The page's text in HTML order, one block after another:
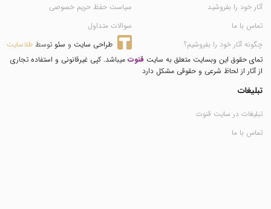
آثار خود را بفروشید
تماس با ما
چگونه آثار خود را بفروشیم؟
سیاست حفظ حریم خصوصی
سوالات متداول
طراحی سایت و سئو توسط طلاسایت
تمای حقوق این وبسایت متعلق به سایت قنوت میباشد. کپی غیرقانونی و استفاده تجاری
از آثار از لحاظ شرعی و حقوقی مشکل دارد
تبلیغات
تبلیغات در سایت قنوت
تماس با ما